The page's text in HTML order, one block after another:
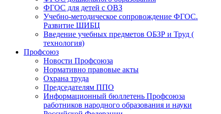
ФГОС для детей с ОВЗ
Учебно-методическое сопровождение ФГОС.
Развитие ШИБЦ
Введение учебных предметов ОБЗР и Труд (
технология)
Профсоюз
Новости Профсоюза
Нормативно правовые акты
Охрана труда
Председателям ППО
Информационный бюллетень Профсоюза
работников народного образования и науки